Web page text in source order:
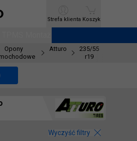
Ctrl M
Strefa klienta
Strefa klienta Koszyk
Koszyk
Opony
Atturo
235/55
r19
Wyczyść filtry